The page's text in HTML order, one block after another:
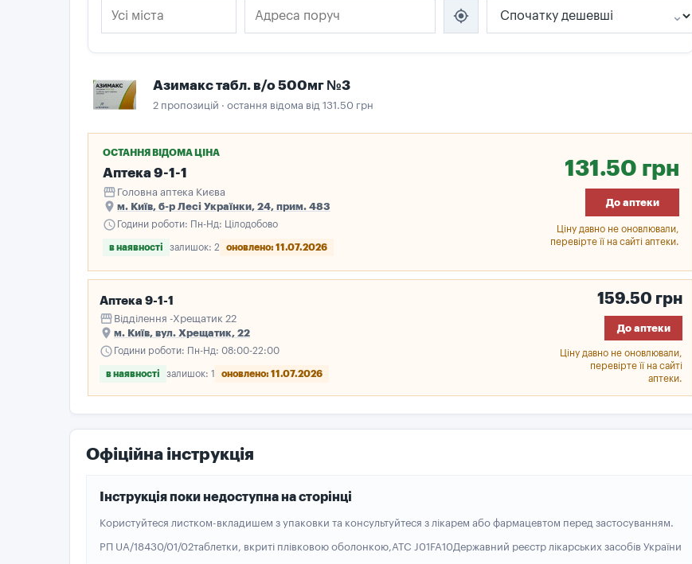
my_location
Азимакс табл. в/о 500мг №3
2 пропозицій · остання відома від 131.50 грн
ОСТАННЯ ВІДОМА ЦІНА
Аптека 9-1-1
storefront Головна аптека Києва
place м. Київ, б-р Лесі Українки, 24, прим. 483
schedule Години роботи: Пн-Нд: Цілодобово
в наявності залишок: 2 оновлено: 11.07.2026
131.50 грн
До аптеки
Ціну давно не оновлювали,
перевірте її на сайті аптеки.
Аптека 9-1-1
storefront Відділення -Хрещатик 22
place м. Київ, вул. Хрещатик, 22
schedule Години роботи: Пн-Нд: 08:00-22:00
в наявності залишок: 1 оновлено: 11.07.2026
159.50 грн
До аптеки
Ціну давно не оновлювали,
перевірте її на сайті
аптеки.
Офіційна інструкція
Інструкція поки недоступна на сторінці
Користуйтеся листком-вкладишем з упаковки та консультуйтеся з лікарем або фармацевтом перед застосуванням.
РП UA/18430/01/02таблетки, вкриті плівковою оболонкою,ATC J01FA10Державний реєстр лікарських засобів України